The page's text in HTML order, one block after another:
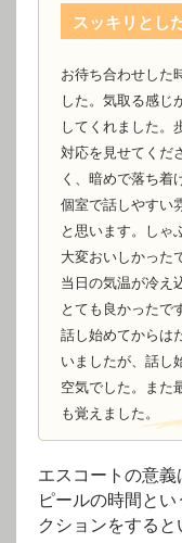
スッキリとし
お待ち合わせした
した。気取る感じ
してくれました。
対応を見せてくだ
く、暗めで落ち着
個室で話しやすい
と思います。しゃ
大変おいしかった
当日の気温が冷え
とても良かったで
話し始めてからは
いましたが、話し
空気でした。また
も覚えました。
エスコートの意
ピールの時間と
クションをすると